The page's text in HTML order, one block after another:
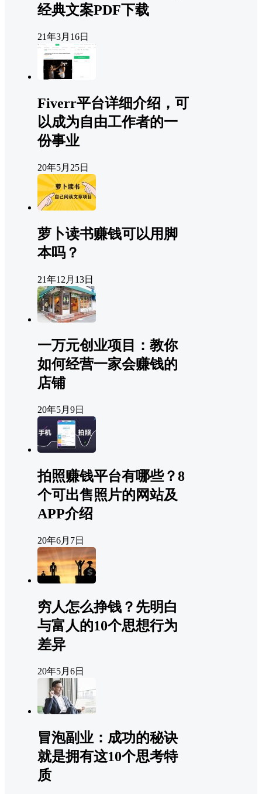
经典文案PDF下载
21年3月16日
Fiverr平台详细介绍，可
以成为自由工作者的一
份事业
20年5月25日
萝卜读书赚钱可以用脚
本吗？
21年12月13日
一万元创业项目：教你
如何经营一家会赚钱的
店铺
20年5月9日
拍照赚钱平台有哪些？8
个可出售照片的网站及
APP介绍
20年6月7日
穷人怎么挣钱？先明白
与富人的10个思想行为
差异
20年5月6日
冒泡副业：成功的秘诀
就是拥有这10个思考特
质